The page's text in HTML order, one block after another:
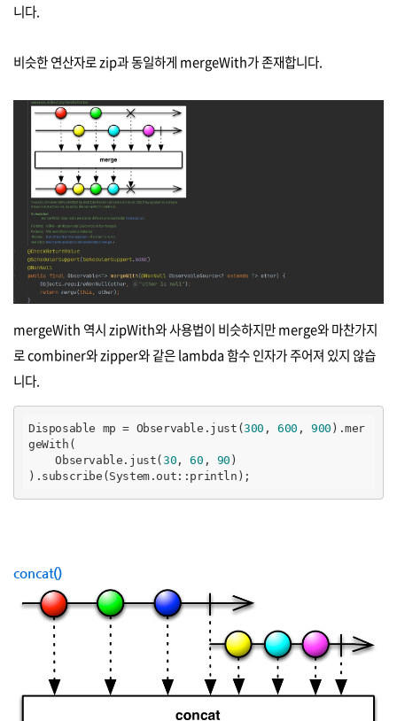
니다.
비슷한 연산자로 zip과 동일하게 mergeWith가 존재합니다.
mergeWith 역시 zipWith와 사용법이 비슷하지만 merge와 마찬가지
로 combiner와 zipper와 같은 lambda 함수 인자가 주어져 있지 않습
니다.
Disposable mp = Observable.just(300 , 600 , 900 ).mer
geWith(
    Observable.just(
30 , 60 , 90 )
).subscribe(System.out::println);
concat()